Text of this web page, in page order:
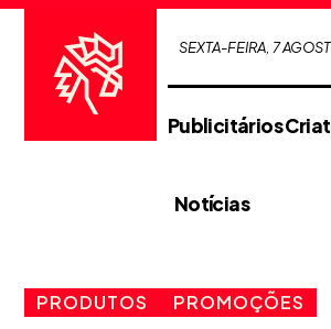
SEXTA-FEIRA, 7
Publicitários
Notícias
PRODUTOS PROMOÇÕES